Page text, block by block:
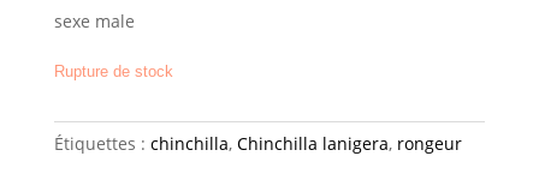
sexe male
Rupture de stock
Étiquettes : chinchilla, Chinchilla lanigera, rongeur